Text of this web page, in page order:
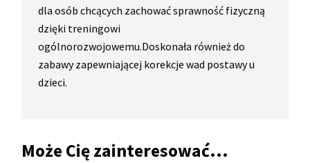
dla osób chcących zachować sprawność fizyczną
dzięki treningowi
ogólnorozwojowemu.Doskonała również do
zabawy zapewniającej korekcje wad postawy u
dzieci.
Może Cię zainteresować...